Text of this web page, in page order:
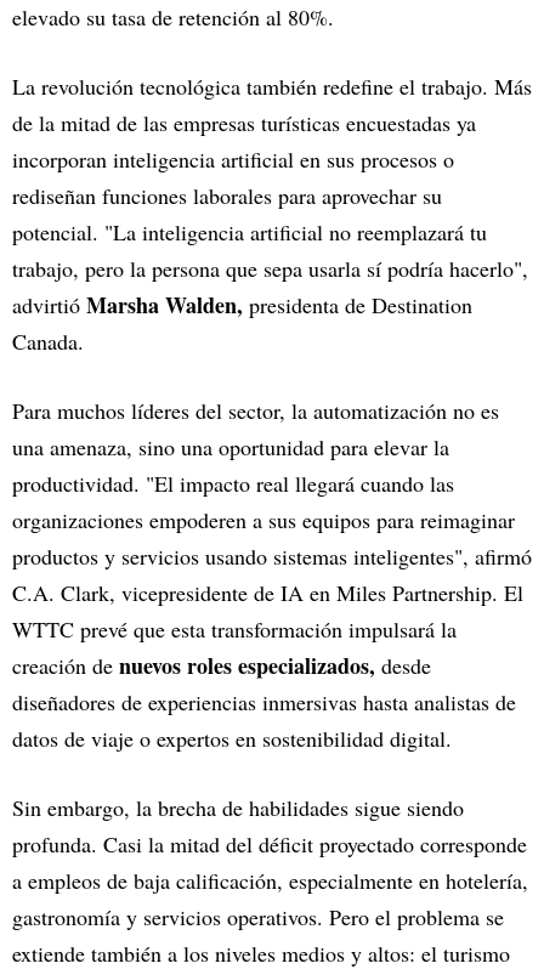
elevado su tasa de retención al 80%.
La revolución tecnológica también redefine el trabajo. Más
de la mitad de las empresas turísticas encuestadas ya
incorporan inteligencia artificial en sus procesos o
rediseñan funciones laborales para aprovechar su
potencial. "La inteligencia artificial no reemplazará tu
trabajo, pero la persona que sepa usarla sí podría hacerlo",
advirtió Marsha Walden, presidenta de Destination
Canada.
Para muchos líderes del sector, la automatización no es
una amenaza, sino una oportunidad para elevar la
productividad. "El impacto real llegará cuando las
organizaciones empoderen a sus equipos para reimaginar
productos y servicios usando sistemas inteligentes", afirmó
C.A. Clark, vicepresidente de IA en Miles Partnership. El
WTTC prevé que esta transformación impulsará la
creación de nuevos roles especializados, desde
diseñadores de experiencias inmersivas hasta analistas de
datos de viaje o expertos en sostenibilidad digital.
Sin embargo, la brecha de habilidades sigue siendo
profunda. Casi la mitad del déficit proyectado corresponde
a empleos de baja calificación, especialmente en hotelería,
gastronomía y servicios operativos. Pero el problema se
extiende también a los niveles medios y altos: el turismo